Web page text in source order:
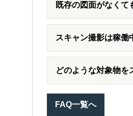
既存の図面がなくて
スキャン撮影は稼働
どのような対象物を
FAQ一覧へ